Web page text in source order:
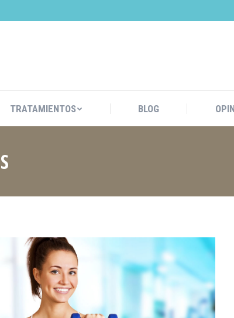
TRATAMIENTOS BLOG
TRATAMIENTOS BLOG